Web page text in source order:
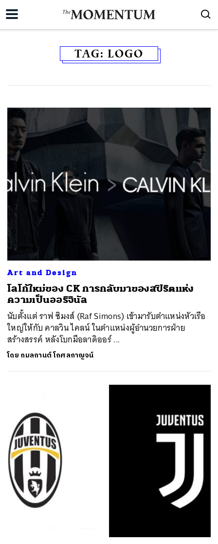
TAG: LOGO
Art and Design
โลโก้ใหม่ของ CK การกลับมาของสปิริตแห่ง
ความเป็นออริจินัล
นับตั้งแต่ ราฟ ซิมงส์ (Raf Simons) เข้ามารับตำแหน่งหัวเรือ
ใหญ่ให้กับ คาลวิน ไคลน์ ในตำแหน่งผู้อำนวยการฝ่าย
สร้างสรรค์ หลังโบกมือลาดิออร์ ...
โดย กมลกานต์ โกศลกาญจน์